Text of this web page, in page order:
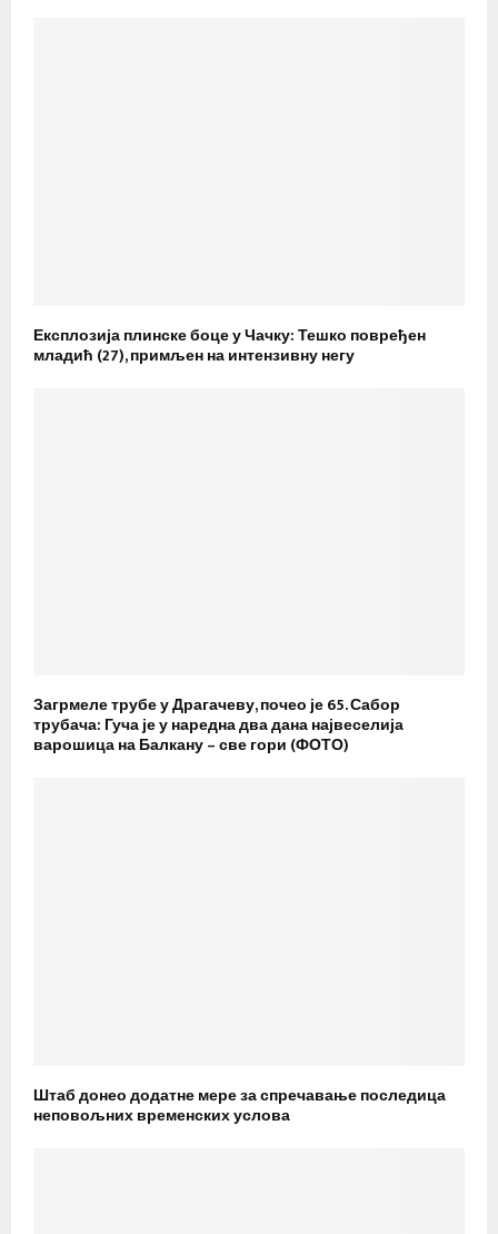
Експлозија плинске боце у Чачку: Тешко повређен
младић (27), примљен на интензивну негу
Загрмеле трубе у Драгачеву, почео је 65. Сабор
трубача: Гуча је у наредна два дана највеселија
варошица на Балкану – све гори (ФОТО)
Штаб донео додатне мере за спречавање последица
неповољних временских услова